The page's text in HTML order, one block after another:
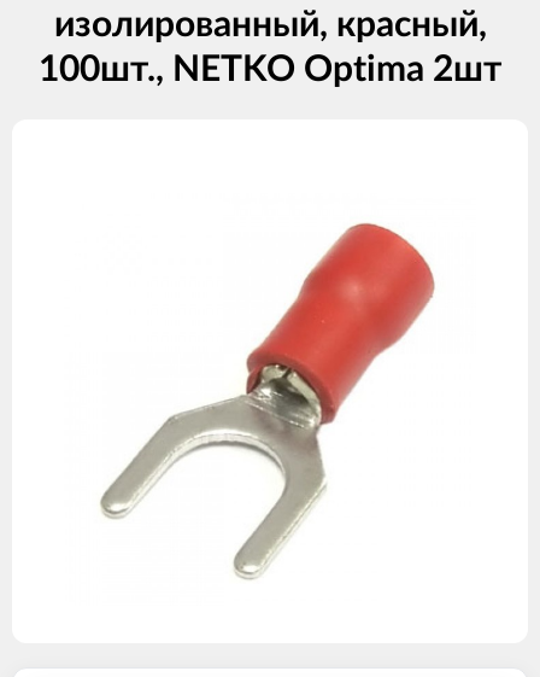
изолированный, красный,
100шт., NETKO Optima 2шт